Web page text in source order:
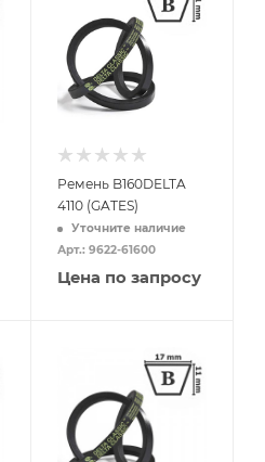
Ремень B160DELTA
4110 (GATES)
Уточните наличие
Арт.: 9622-61600
Цена по запросу